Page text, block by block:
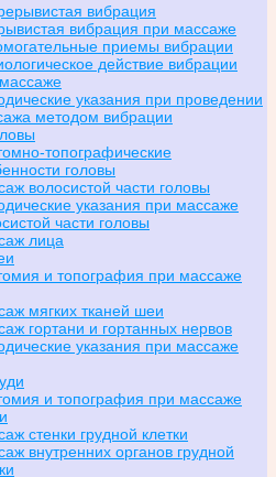
вибрация
вибрация при массаже
приемы вибрации
действие вибрации
указания при проведении
методом вибрации
топографические
головы
волосистой части головы
указания при массаже
части головы
лица
и топография при массаже
мягких тканей шеи
гортани и гортанных нервов
указания при массаже
и топография при массаже
стенки грудной клетки
внутренних органов грудной